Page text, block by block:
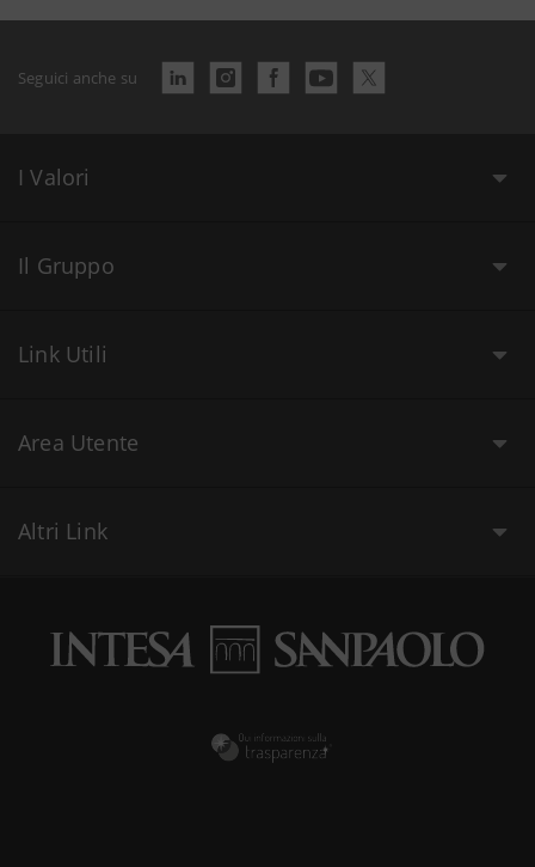
Seguici anche su
I Valori
Il Gruppo
Link Utili
Area Utente
Altri Link